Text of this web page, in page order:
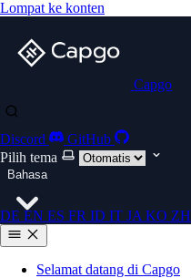
Lompat ke konten
Capgo
Discord
GitHub
Pilih tema
Bahasa
DE EN ES FR ID IT JA KO ZH
Selamat datang di Capgo